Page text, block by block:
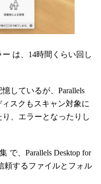
は、14時間くらい回し
しているが、Parallels
ィスクもスキャン対象に
、エラーとなったりし
で、Parallels Desktop for
頼するファイルとフォル